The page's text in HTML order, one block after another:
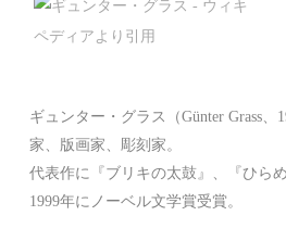
ギュンター・グラス（Günter Grass
家、版画家、彫刻家。
代表作に『ブリキの太鼓』、『ひら
1999年にノーベル文学賞受賞。